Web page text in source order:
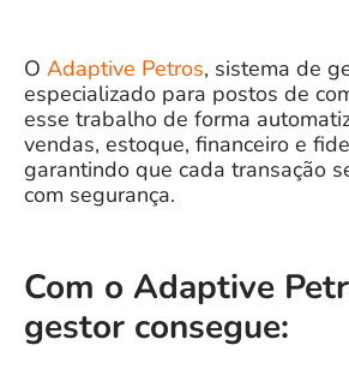
O Adaptive Petros, sistema de
especializado para postos de
esse trabalho de forma
vendas, estoque, financeiro e
garantindo que cada transação
com segurança.
Com o Adaptive
gestor consegue: